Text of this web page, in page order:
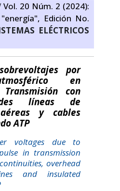
Vol. 20 Núm. 2 (2024):
Edición No.
ELÉCTRICOS
por
en
con
líneas de
y cables
ATP
voltages due to
in transmission
overhead
and insulated